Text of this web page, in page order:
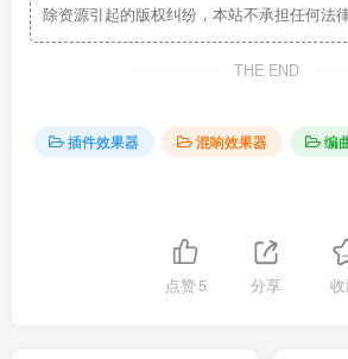
除资源引起的版权纠纷，本站不承担任何法
THE END
插件效果器 混响效果器 编
点赞5 分享